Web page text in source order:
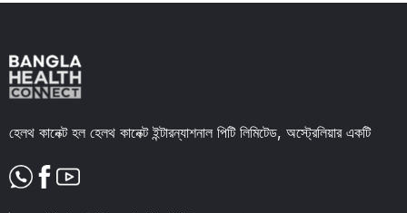
হেলথ কানেক্ট হল হেলথ কানেক্ট ইন্টারন্যাশনাল পিটি লিমিটেড, অস্ট্রেলিয়ার একটি